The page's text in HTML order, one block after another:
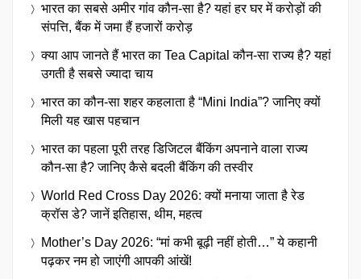
भारत का सबसे अमीर गांव कौन-सा है? यहां हर घर में करोड़ों की
संपत्ति, बैंक में जमा हैं हजारों करोड़
क्या आप जानते हैं भारत का Tea Capital कौन-सा राज्य है? यहां
उगती है सबसे ज्यादा चाय
भारत का कौन-सा शहर कहलाता है “Mini India”? जानिए क्यों
मिली यह खास पहचान
भारत का पहला पूरी तरह डिजिटल बैंकिंग अपनाने वाला राज्य
कौन-सा है? जानिए कैसे बदली बैंकिंग की तस्वीर
World Red Cross Day 2026: क्यों मनाया जाता है रेड
क्रॉस डे? जानें इतिहास, थीम, महत्व
Mother’s Day 2026: “मां कभी बूढ़ी नहीं होती…” ये कहानी
पढ़कर नम हो जाएंगी आपकी आंखें!